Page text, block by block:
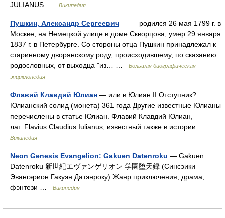
JULIANUS …
Википедия
Пушкин, Александр Сергеевич — — родился 26 мая 1799 г. в
Москве, на Немецкой улице в доме Скворцова; умер 29 января
1837 г. в Петербурге. Со стороны отца Пушкин принадлежал к
старинному дворянскому роду, происходившему, по сказанию
родословных, от выходца "из… …
Большая биографическая
энциклопедия
Флавий Клавдий Юлиан — или в Юлиан II Отступник?
Юлианский солид (монета) 361 года Другие известные Юлианы
перечислены в статье Юлиан. Флавий Клавдий Юлиан,
лат. Flavius Claudius Iulianus, известный также в истории …
Википедия
Neon Genesis Evangelion: Gakuen Datenroku — Gakuen
Datenroku 新世紀エヴァンゲリオン 学園堕天録 (Синсэики
Эвангэрион Гакуэн Датэнроку) Жанр приключения, драма,
фэнтези …
Википедия